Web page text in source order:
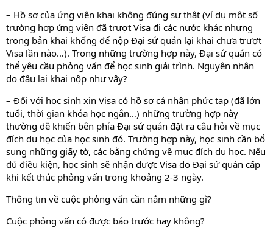
– Hồ sơ của ứng viên khai không đúng sự thật (ví dụ một số
trường hợp ứng viên đã trượt Visa đi các nước khác nhưng
trong bản khai khống để nộp Đại sứ quán lại khai chưa trượt
Visa lần nào…). Trong những trường hợp này, Đại sứ quán có
thể yêu cầu phỏng vấn để học sinh giải trình. Nguyên nhân
do đâu lại khai nộp như vậy?
– Đối với học sinh xin Visa có hồ sơ cá nhân phức tạp (đã lớn
tuổi, thời gian khóa học ngắn…) những trường hợp này
thường dễ khiến bên phía Đại sứ quán đặt ra câu hỏi về mục
đích du học của học sinh đó. Trường hợp này, học sinh cần bổ
sung những giấy tờ, các bằng chứng về mục đích du học. Nếu
đủ điều kiện, học sinh sẽ nhận được Visa do Đại sứ quán cấp
khi kết thúc phỏng vấn trong khoảng 2-3 ngày.
Thông tin về cuộc phỏng vấn cần nắm những gì?
Cuộc phỏng vấn có được báo trước hay không?